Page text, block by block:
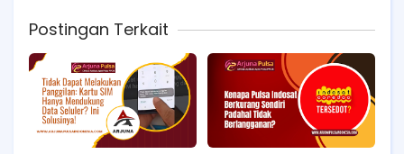
Postingan Terkait